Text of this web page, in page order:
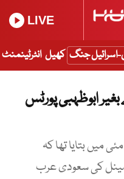
LIVE
اسرائیل جنگ کھیل انٹرٹینمنٹ
ابوظہبی پورٹس
میں بتایا تھا کہ
کی سعودی عرب